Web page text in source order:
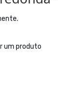
um produto